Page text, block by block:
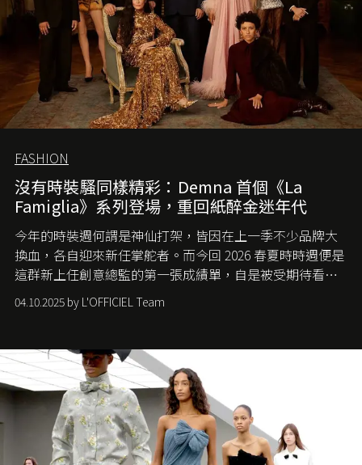
FASHION
沒有時裝騷同樣精彩：Demna 首個《La
Famiglia》系列登場，重回紙醉金迷年代
今年的時裝週何謂是神仙打架，皆因在上一季不少品牌大
換血，各自迎來新任掌舵者。而今回 2026 春夏時時週便是
這群新上任創意總監的第一張成績單，自是被受期待看他
們如何各顯神通。意大利老牌 Gucci 在過去幾個季度業績
難已救回，開雲集團任命成功曾翻轉 Balenciaga 的愛將
團市值一日蒸發 30 億美元，大眾擔心走得太前的 Demna
會忽略品牌的美學基礎，最後變成三不像。而從剛剛推出
的首作所造成的話題及關注度，我們便知道 Demna 沒這麼
簡單，一個嶄新的 Gucci 時代已經展開！
04.10.2025 by L'OFFICIEL Team